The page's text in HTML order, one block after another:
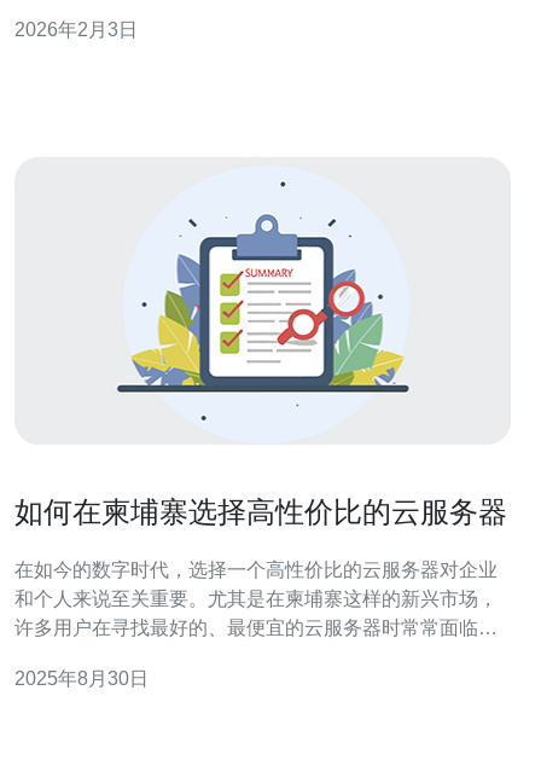
服务。 首先，什么是VPS？VPS即虚拟专用服务器，是一
2026年2月3日
如何在柬埔寨选择高性价比的云服务器
在如今的数字时代，选择一个高性价比的云服务器对企业
和个人来说至关重要。尤其是在柬埔寨这样的新兴市场，
许多用户在寻找最好的、最便宜的云服务器时常常面临选
埔寨选择最符合需求的云服务器。 了解云服务器的基本概
2025年8月30日